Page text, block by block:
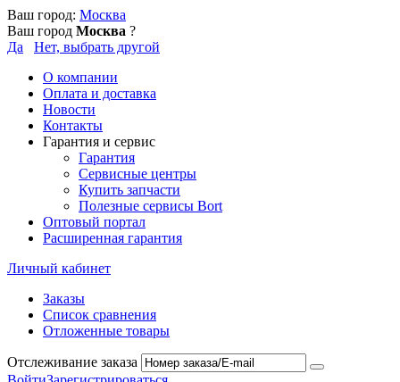
Ваш город: Москва
Ваш город Москва ?
Да
Нет, выбрать другой
О компании
Оплата и доставка
Новости
Контакты
Гарантия и сервис
Гарантия
Сервисные центры
Купить запчасти
Полезные сервисы Bort
Оптовый портал
Расширенная гарантия
Личный кабинет
Заказы
Список сравнения
Отложенные товары
Отслеживание заказа